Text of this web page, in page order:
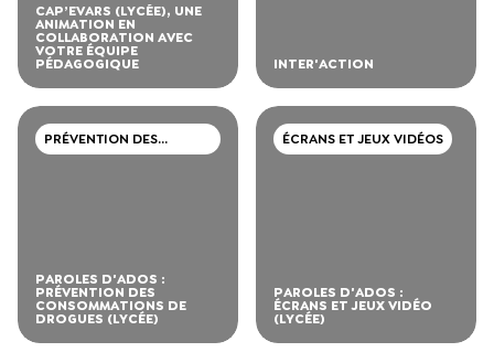
CAP’EVARS (LYCÉE), UNE
ANIMATION EN
COLLABORATION AVEC
VOTRE ÉQUIPE
PÉDAGOGIQUE INTER'ACTION
PRÉVENTION DES
CONSOMMATIONS DE
PAROLES D'ADOS :
PRÉVENTION DES
CONSOMMATIONS DE
DROGUES (LYCÉE)
ÉCRANS ET JEUX VIDÉOS
PAROLES D'ADOS :
ÉCRANS ET JEUX VIDÉO
(LYCÉE)